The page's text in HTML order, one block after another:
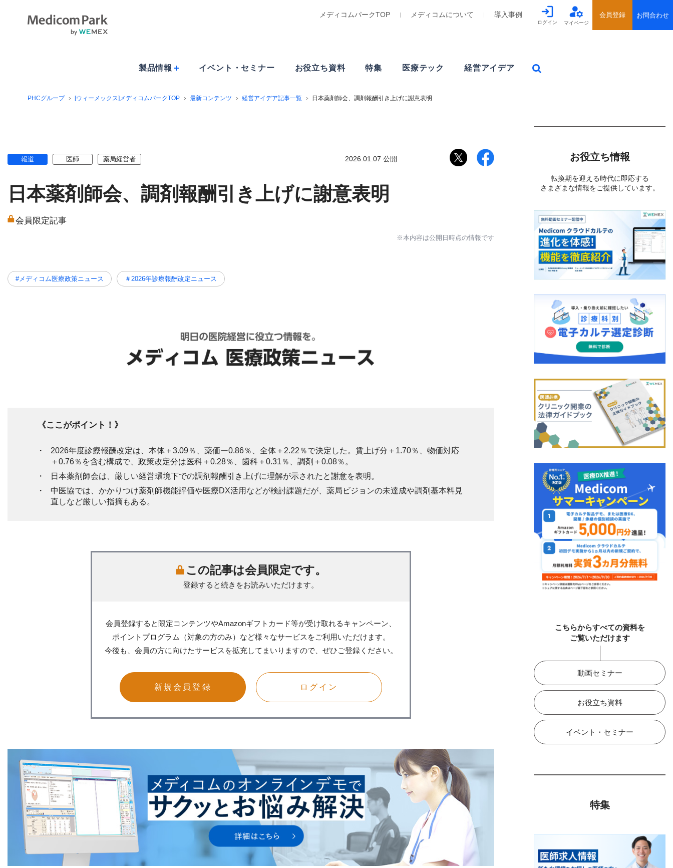
製品情報 イベント・ セミナー お役立ち資料 特集 医療テック 経営アイデア
メディコムパークTOP メディコムについて 導入事例
ログイン マイページ
PHCグループ [ウィーメックス]メディコムパークTOP 最新コンテンツ 経営アイデア記事一覧 日本薬剤師会、調剤報酬引き上げに謝意表明
報道 医師 薬局経営者 2026.01.07 公開
日本薬剤師会、調剤報酬引き上げに謝意表明
会員限定記事
※本内容は公開日時点の情報です
#メディコム医療政策ニュース ＃2026年診療報酬改定ニュース
《ここがポイント！》
2026年度診療報酬改定は、本体＋3.09％、薬価ー0.86％、全体＋2.22％で決定した。賃上げ分＋1.70％、物価対応
＋0.76％を含む構成で、政策改定分は医科＋0.28％、歯科＋0.31％、調剤＋0.08％。
日本薬剤師会は、厳しい経営環境下での調剤報酬引き上げに理解が示されたと謝意を表明。
中医協では、かかりつけ薬剤師機能評価や医療DX活用などが検討課題だが、薬局ビジョンの未達成や調剤基本料見
直しなど厳しい指摘もある。
この記事は会員限定です。
登録すると続きをお読みいただけます。
会員登録すると限定コンテンツやAmazonギフトカード等が受け取れるキャンペーン、
ポイントプログラム（対象の方のみ）など様々なサービスをご利用いただけます。
今後も、会員の方に向けたサービスを拡充してまいりますので、ぜひご登録ください。
新規会員登録 ログイン
お役立ち情報
転換期を迎える時代に即応する
さまざまな情報をご提供しています。
こちらからすべての資料を
ご覧いただけます
動画セミナー
お役立ち資料
イベント・セミナー
特集